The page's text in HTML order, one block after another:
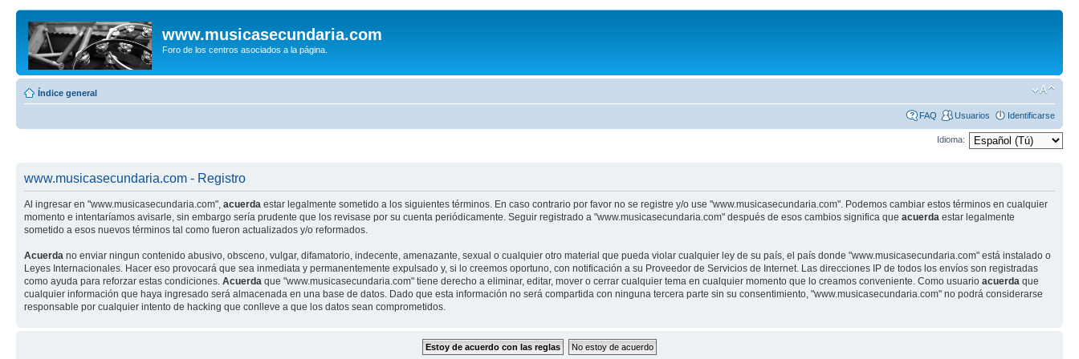
www.musicasecundaria.com
Foro de los centros asociados a la página.
Índice general
FAQ Usuarios Identificarse
Idioma:
www.musicasecundaria.com - Registro
Al ingresar en "www.musicasecundaria.com", acuerda estar legalmente sometido a los siguientes términos. En caso contrario por favor no se registre y/o use "www.musicasecundaria.com". Podemos cambiar estos términos en cualquier
momento e intentaríamos avisarle, sin embargo sería prudente que los revisase por su cuenta periódicamente. Seguir registrado a "www.musicasecundaria.com" después de esos cambios significa que acuerda estar legalmente
sometido a esos nuevos términos tal como fueron actualizados y/o reformados.
Acuerda no enviar ningun contenido abusivo, obsceno, vulgar, difamatorio, indecente, amenazante, sexual o cualquier otro material que pueda violar cualquier ley de su país, el país donde "www.musicasecundaria.com" está instalado o
Leyes Internacionales. Hacer eso provocará que sea inmediata y permanentemente expulsado y, si lo creemos oportuno, con notificación a su Proveedor de Servicios de Internet. Las direcciones IP de todos los envíos son registradas
como ayuda para reforzar estas condiciones. Acuerda que "www.musicasecundaria.com" tiene derecho a eliminar, editar, mover o cerrar cualquier tema en cualquier momento que lo creamos conveniente. Como usuario acuerda que
cualquier información que haya ingresado será almacenada en una base de datos. Dado que esta información no será compartida con ninguna tercera parte sin su consentimiento, "www.musicasecundaria.com" no podrá considerarse
responsable por cualquier intento de hacking que conlleve a que los datos sean comprometidos.